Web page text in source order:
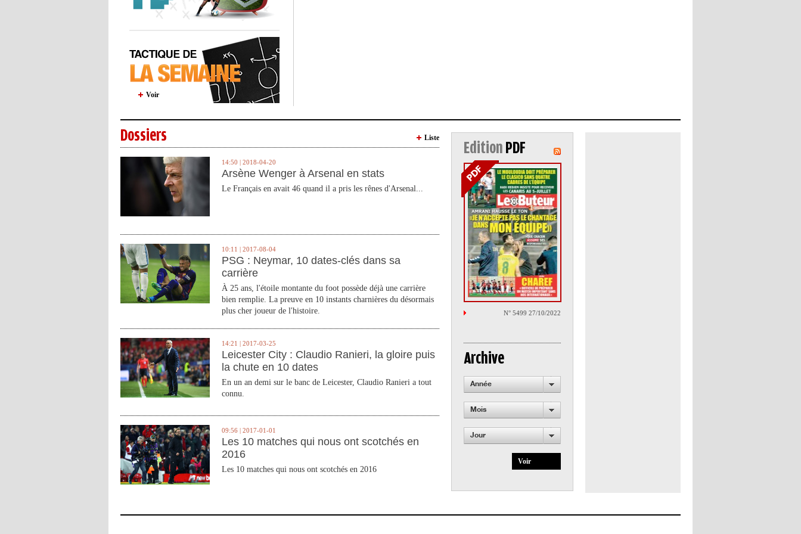
Voir
Dossiers Liste
14:50 | 2018-04-20
Arsène Wenger à Arsenal en stats
Le Français en avait 46 quand il a pris les rênes d'Arsenal...
10:11 | 2017-08-04
PSG : Neymar, 10 dates-clés dans sa
carrière
À 25 ans, l'étoile montante du foot possède déjà une carrière
bien remplie. La preuve en 10 instants charnières du désormais
plus cher joueur de l'histoire.
14:21 | 2017-03-25
Leicester City : Claudio Ranieri, la gloire puis
la chute en 10 dates
En un an demi sur le banc de Leicester, Claudio Ranieri a tout
connu.
09:56 | 2017-01-01
Les 10 matches qui nous ont scotchés en
2016
Les 10 matches qui nous ont scotchés en 2016
Edition PDF
N° 5499 27/10/2022
Archive
Année
Mois
Jour
Voir